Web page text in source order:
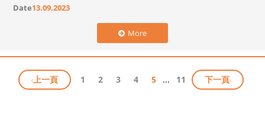
Date13.09.2023
More
上一頁 1 2 3 4 5 ... 11 下一頁